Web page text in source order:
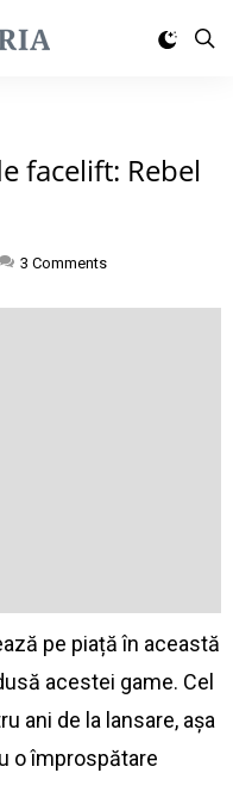
facelift: Rebel
3 Comments
pe piață în această
acestei game. Cel
ani de la lansare, așa
o împrospătare